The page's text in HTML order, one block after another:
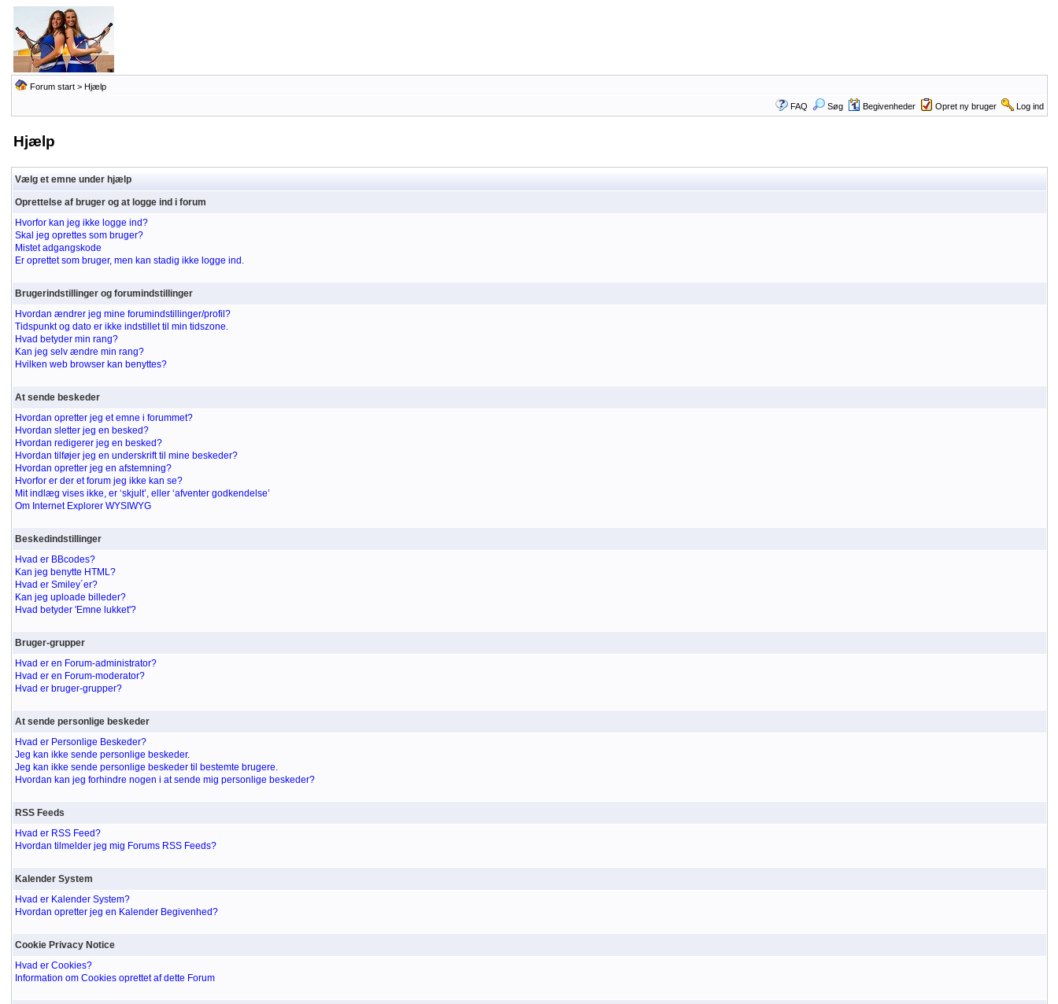
Forum start> Hjælp
FAQ Søg Begivenheder Opret ny bruger Log ind
Hjælp
Vælg et emne under hjælp
Oprettelse af bruger og at logge ind i forum
Hvorfor kan jeg ikke logge ind?
Skal jeg oprettes som bruger?
Mistet adgangskode
Er oprettet som bruger, men kan stadig ikke logge ind.
Brugerindstillinger og forumindstillinger
Hvordan ændrer jeg mine forumindstillinger/profil?
Tidspunkt og dato er ikke indstillet til min tidszone.
Hvad betyder min rang?
Kan jeg selv ændre min rang?
Hvilken web browser kan benyttes?
At sende beskeder
Hvordan opretter jeg et emne i forummet?
Hvordan sletter jeg en besked?
Hvordan redigerer jeg en besked?
Hvordan tilføjer jeg en underskrift til mine beskeder?
Hvordan opretter jeg en afstemning?
Hvorfor er der et forum jeg ikke kan se?
Mit indlæg vises ikke, er ‘skjult’, eller ‘afventer godkendelse’
Om Internet Explorer WYSIWYG
Beskedindstillinger
Hvad er BBcodes?
Kan jeg benytte HTML?
Hvad er Smiley´er?
Kan jeg uploade billeder?
Hvad betyder 'Emne lukket'?
Bruger-grupper
Hvad er en Forum-administrator?
Hvad er en Forum-moderator?
Hvad er bruger-grupper?
At sende personlige beskeder
Hvad er Personlige Beskeder?
Jeg kan ikke sende personlige beskeder.
Jeg kan ikke sende personlige beskeder til bestemte brugere.
Hvordan kan jeg forhindre nogen i at sende mig personlige beskeder?
RSS Feeds
Hvad er RSS Feed?
Hvordan tilmelder jeg mig Forums RSS Feeds?
Kalender System
Hvad er Kalender System?
Hvordan opretter jeg en Kalender Begivenhed?
Cookie Privacy Notice
Hvad er Cookies?
Information om Cookies oprettet af dette Forum